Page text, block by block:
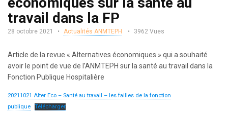
travail dans la FP
28 octobre 2021 Actualités ANMTEPH 3962 Vues
Article de la revue « Alternatives économiques » qui a souhaité
avoir le point de vue de l’ANMTEPH sur la santé au travail dans la
Fonction Publique Hospitalière
20211021 Alter Eco – Santé au travail – les failles de la fonction
publique
Télécharger